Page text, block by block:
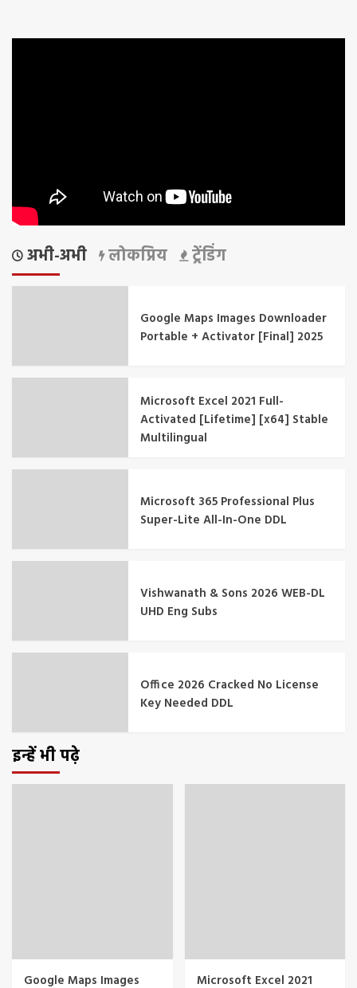
अभी-अभी लोकप्रिय ट्रेंडिंग
Google Maps Images Downloader
Portable + Activator [Final] 2025
Microsoft Excel 2021 Full-
Activated [Lifetime] [x64] Stable
Multilingual
Microsoft 365 Professional Plus
Super-Lite All-In-One DDL
Vishwanath & Sons 2026 WEB-DL
UHD Eng Subs
Office 2026 Cracked No License
Key Needed DDL
इन्हें भी पढ़े
Google Maps Images
Microsoft Excel 2021